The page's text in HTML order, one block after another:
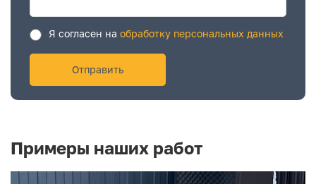
Я согласен на обработку персональных данных
Примеры наших работ